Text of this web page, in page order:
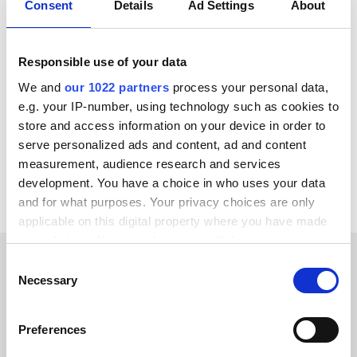
Consent Details Ad Settings About
Responsible use of your data
We and our 1022 partners process your personal data,
e.g. your IP-number, using technology such as cookies to
store and access information on your device in order to
serve personalized ads and content, ad and content
measurement, audience research and services
development. You have a choice in who uses your data
and for what purposes. Your privacy choices are only
applicable on this digital property where you have made
your choices. You can change or withdraw your consent
the Privacy trigger icon.
Collect information about your geographical location
Selection
Necessary
Preferences
ChannelEngine Virto Commerce
GS1
Zoho CRM
Wix SAP Salesforce Odoo
Ver todas las integraciones de Actemium
Hear success stories from